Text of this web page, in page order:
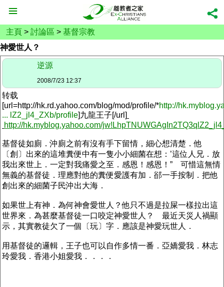
主頁 > 討論區 > 基督宗教
神愛世人？
逆源
2008/7/23 12:37
转载
[url=http://hk.rd.yahoo.com/blog/mod/profile/*http://
... lZ2_jl4_ZXb/profile]九龍王子[/url]
http://hk.myblog.yahoo.com/
基督徒如廁．沖廁之前有沒有手下留情，細心想清楚．他
〔創〕出來的這堆糞便中有一隻小小細菌在想：’這位人兄．放
我出來世上．一定對我痛愛之至．感恩！感恩！” 可惜這無情
無義的基督徒．理應對他的糞便愛護有加．郤一手按制．把他
創出來的細菌子民沖出大海．
如果世上有神．為何神會愛世人？他只不過是拉屎一樣拉出這
世界來．為甚麼基督徒一口咬定神愛世人？ 最近天災人禍顯
示，其實教徒欠了一個〔玩〕字．應該是神愛玩世人．
用基督徒的邏輯，王子也可以自作多情一番．亞嬌愛我．林志
玲愛我．香港小姐愛我．．．．